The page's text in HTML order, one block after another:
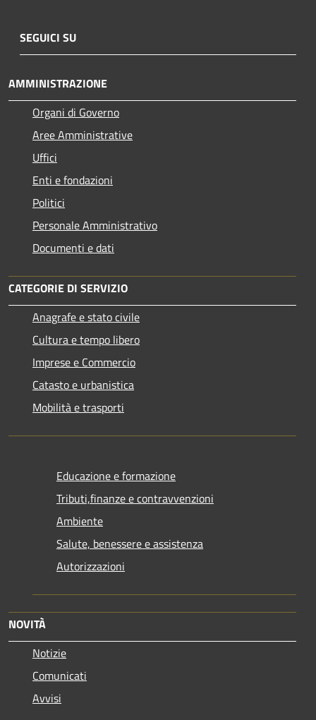
SEGUICI SU
AMMINISTRAZIONE
Organi di Governo
Aree Amministrative
Uffici
Enti e fondazioni
Politici
Personale Amministrativo
Documenti e dati
CATEGORIE DI SERVIZIO
Anagrafe e stato civile
Cultura e tempo libero
Imprese e Commercio
Catasto e urbanistica
Mobilità e trasporti
Educazione e formazione
Tributi,finanze e contravvenzioni
Ambiente
Salute, benessere e assistenza
Autorizzazioni
NOVITÀ
Notizie
Comunicati
Avvisi